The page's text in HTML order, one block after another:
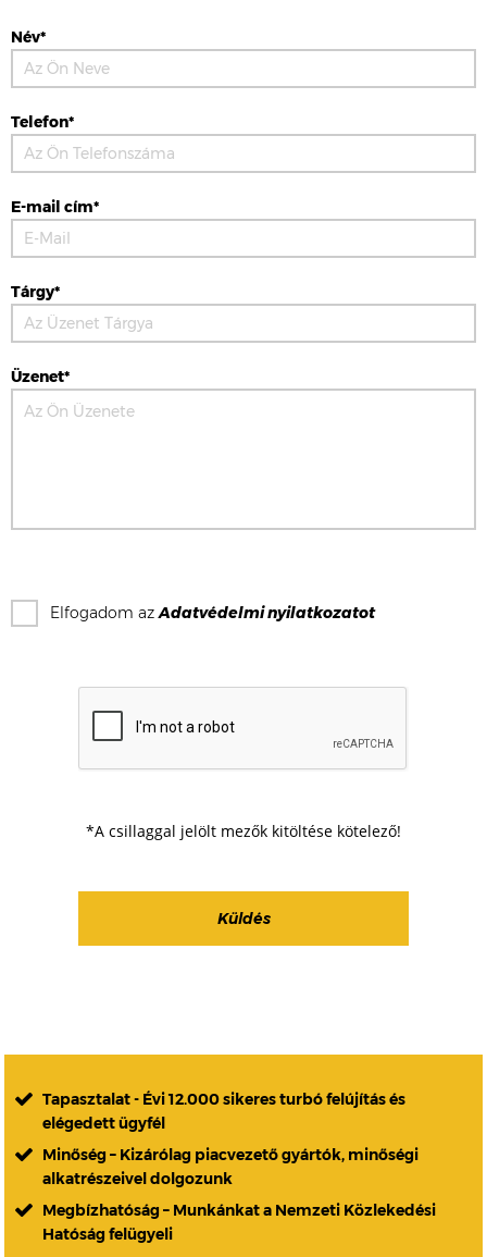
Név*
Telefon*
E-mail cím*
Tárgy*
Üzenet*
Elfogadom azAdatvédelmi nyilatkozatot
*A csillaggal jelölt mezők kitöltése kötelező!
Tapasztalat - Évi 12.000 sikeres turbó felújítás és
elégedett ügyfél
Minőség – Kizárólag piacvezető gyártók, minőségi
alkatrészeivel dolgozunk
Megbízhatóság – Munkánkat a Nemzeti Közlekedési
Hatóság felügyeli